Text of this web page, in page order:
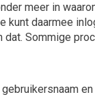
meer in
kunt daarmee
Sommige